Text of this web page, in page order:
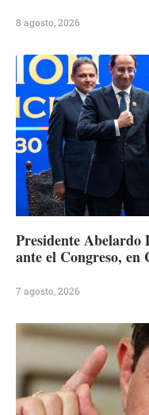
8 agosto, 2026
Presidente Abelardo
ante el Congreso,
7 agosto, 2026